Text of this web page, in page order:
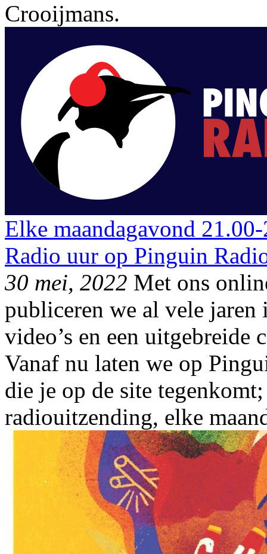
Crooijmans.
Elke maandagavond
Radio uur op Pinguin
30 mei, 2022 Met ons
publiceren we al vele jaren
video’s en een uitgebreide
Vanaf nu laten we op
die je op de site
radiouitzending, elke